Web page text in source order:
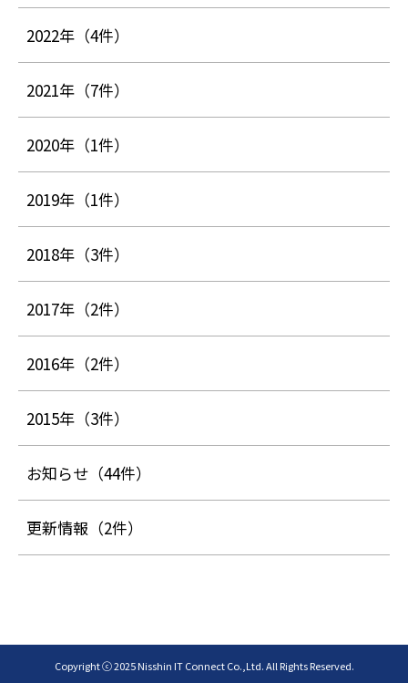
2022年 （4件）
2021年 （7件）
2020年 （1件）
2019年 （1件）
2018年 （3件）
2017年 （2件）
2016年 （2件）
2015年 （3件）
お知らせ （44件）
更新情報 （2件）
Copyright ⓒ 2025 Nisshin IT Connect Co.,Ltd. All Rights Reserved.